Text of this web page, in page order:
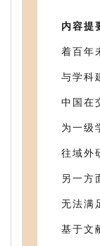
内容提
着百年
与学科
中国在
为一级
往域外
另一方
无法满
基于文